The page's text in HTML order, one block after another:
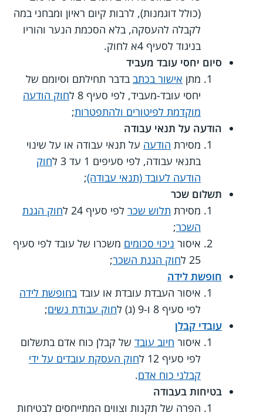
(כולל דוגמנות), לרבות קיום ראיון ומבחני במה
לקבלה להעסקה, בלא הסכמת הנער והוריו
בניגוד לסעיף 4א לחוק.
סיום יחסי עובד מעביד
מתן אישור בכתב בדבר תחילתם וסיומם של
יחסי עובד-מעביד, לפי סעיף 8 ל
חוק הודעה
מוקדמת לפיטורים ולהתפטרות;
הודעה על תנאי עבודה
מסירת הודעה על תנאי עבודה או על שינוי
בתנאי עבודה, לפי סעיפים 1 עד 3 ל
חוק
הודעה לעובד (תנאי עבודה);
תשלום שכר
מסירת תלוש שכר לפי סעיף 24 ל
חוק הגנת
השכר;
איסור ניכוי סכומים משכרו של עובד לפי סעיף
25 ל
חוק הגנת השכר;
חופשת לידה
איסור העבדת עובדת או עובד בחופשת לידה
לפי סעיף 8 ו-9 (ג) ל
חוק עבודת נשים;
עובדי קבלן
איסור חיוב עובד של קבלן כוח אדם בתשלום
לפי סעיף 12 ל
חוק העסקת עובדים על ידי
קבלני כוח אדם.
בטיחות בעבודה
הפרה של תקנות וצווים המתייחסים לבטיחות